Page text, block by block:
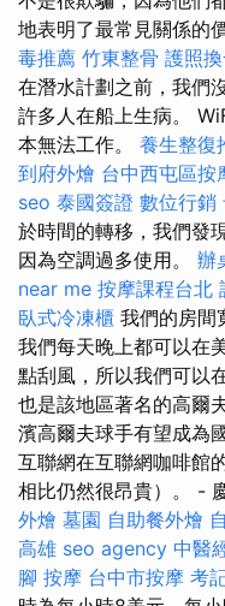
地表明了最常見關係的
毒推薦 竹東整骨 護照
在潛水計劃之前，我們
許多人在船上生病。
本無法工作。 養生整復
到府外燴 台中西屯區按
seo 泰國簽證 數位行銷
於時間的轉移，我們發
因為空調過多使用。 辦
near me 按摩課程台北
臥式冷凍櫃 我們的房間
我們每天晚上都可以在
點刮風，所以我們可以
也是該地區著名的高爾
濱高爾夫球手有望成為
互聯網在互聯網咖啡館
相比仍然很昂貴）。 -
外燴 墓園 自助餐外燴
高雄 seo agency 中醫
腳 按摩 台中市按摩 考